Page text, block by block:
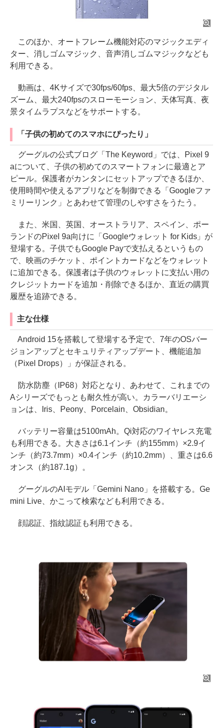
このほか、オートフレーム機能対応のマジックエディ
ター、消しゴムマジック、音声消しゴムマジックなども
利用できる。
動画は、4Kサイズで30fps/60fps、最大5倍のデジタル
ズーム、最大240fpsのスローモーション、天体写真、夜
景タイムラプスなどをサポートする。
「子供の初めてのスマホにぴったり」
グーグルの公式ブログ「The Keyword」では、Pixel 9
aについて、子供の初めてのスマートフォンに最適とア
ピール。保護者がカンタンにセットアップできるほか、
使用時間や使えるアプリなどを制御できる「Googleファ
ミリーリンク」とあわせて管理のしやすさをうたう。
また、米国、英国、オーストラリア、スペイン、ポー
ランドのPixel 9a向けに「Googleウォレット for Kids」が
登場する。子供でもGoogle Payで支払えるというもの
で、映画のチケット、ポイントカードなどをウォレット
に追加できる。保護者は子供のウォレットに支払い用の
クレジットカードを追加・削除できるほか、直近の購買
履歴を追跡できる。
主な仕様
Android 15を搭載して登場する予定で、7年のOSバー
ジョンアップとセキュリティアップデート、機能追加
（Pixel Drops）」が保証される。
防水防塵（IP68）対応となり、あわせて、これまでの
Aシリーズでもっとも耐久性が高い。カラーバリエーシ
ョンは、Iris、Peony、Porcelain、Obsidian。
バッテリー容量は5100mAh。Qi対応のワイヤレス充電
も利用できる。大きさは6.1インチ（約155mm）×2.9イ
ンチ（約73.7mm）×0.4インチ（約10.2mm）、重さは6.6
オンス（約187.1g）。
グーグルのAIモデル「Gemini Nano」を搭載する。Ge
mini Live、かこって検索なども利用できる。
顔認証、指紋認証も利用できる。